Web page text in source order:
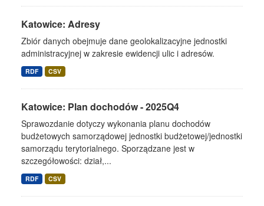
Katowice: Adresy
Zbiór danych obejmuje dane geolokalizacyjne jednostki
administracyjnej w zakresie ewidencji ulic i adresów.
RDF CSV
Katowice: Plan dochodów - 2025Q4
Sprawozdanie dotyczy wykonania planu dochodów
budżetowych samorządowej jednostki budżetowej/jednostki
samorządu terytorialnego. Sporządzane jest w
szczegółowości: dział,...
RDF CSV